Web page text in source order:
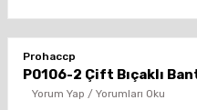
Prohaccp
P0106-2 Çift Bıçaklı
Yorum Yap / Yorumları Oku